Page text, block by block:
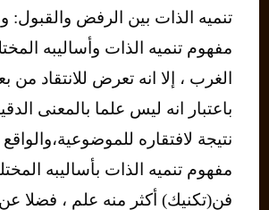
تنميه الذات بين الرفض والقبول:
مفهوم تنميه الذات وأساليبه
الغرب ، إلا انه تعرض للانتقاد من
باعتبار انه ليس علما بالمعنى
نتيجة لافتقاره
مفهوم تنميه الذات بأساليبه
فن(تكنيك) أكثر منه علم ، فضلا